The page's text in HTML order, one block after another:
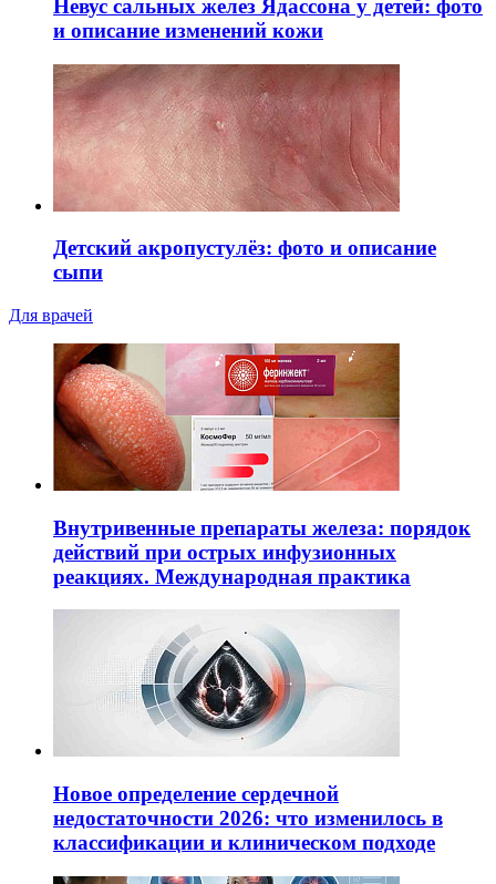
Невус сальных желез Ядассона у детей: фото
и описание изменений кожи
Детский акропустулёз: фото и описание
сыпи
Для врачей
Внутривенные препараты железа: порядок
действий при острых инфузионных
реакциях. Международная практика
Новое определение сердечной
недостаточности 2026: что изменилось в
классификации и клиническом подходе